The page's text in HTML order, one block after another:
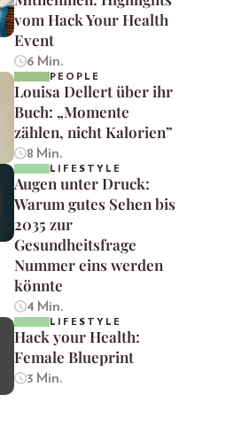
vom Hack Your Health
Event
6 Min.
PEOPLE
Louisa Dellert über ihr
Buch: „Momente
zählen, nicht Kalorien”
8 Min.
LIFESTYLE
Augen unter Druck:
Warum gutes Sehen bis
2035 zur
Gesundheitsfrage
Nummer eins werden
könnte
4 Min.
LIFESTYLE
Hack your Health:
Female Blueprint
3 Min.